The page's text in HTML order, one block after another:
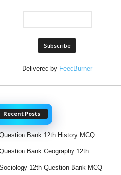
Delivered by FeedBurner
Recent Posts
Bank 12th History MCQ
Bank Geography 12th
12th Question Bank MCQ